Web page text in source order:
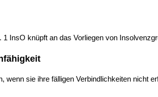
InsO knüpft an das Vorliegen von
wenn sie ihre fälligen Verbindlichkeiten nicht